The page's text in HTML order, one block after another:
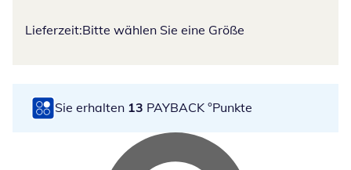
Lieferzeit:Bitte wählen Sie eine Größe
Sie erhalten 13 PAYBACK °Punkte